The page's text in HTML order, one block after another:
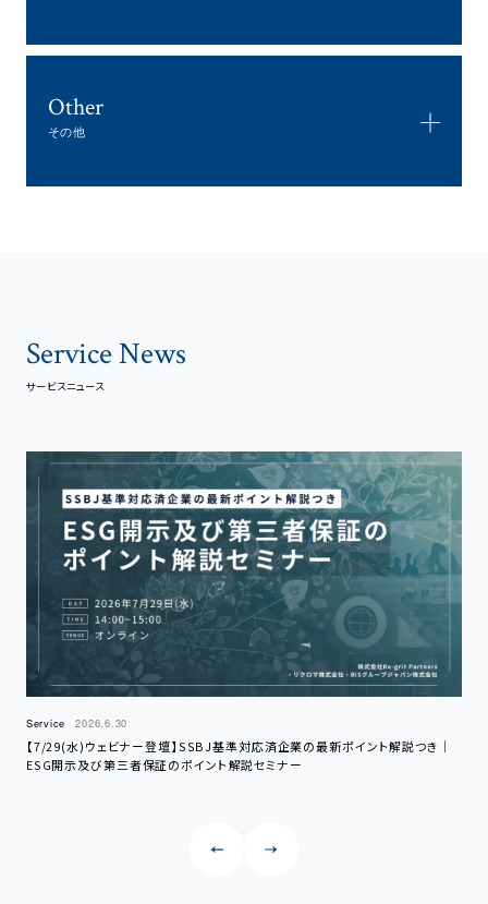
Other
その他
Service News
サービスニュース
Service 2026.6.30
【7/29(水)ウェビナー登壇】SSBJ基準対応済企業の最新ポイント解説つき｜
ESG開示及び第三者保証のポイント解説セミナー